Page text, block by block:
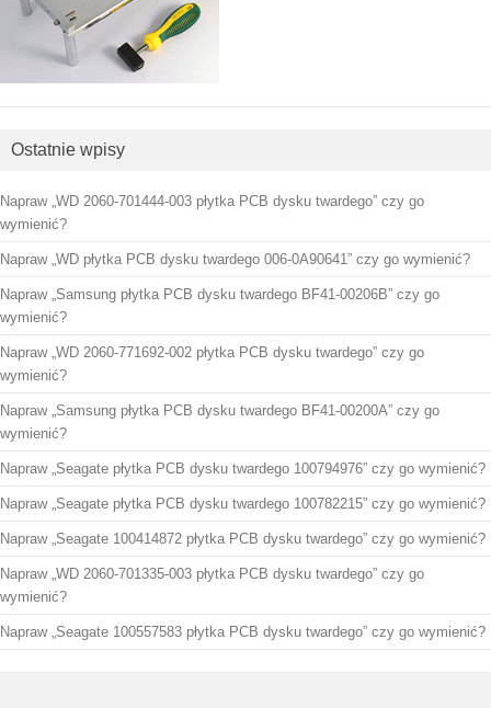
Ostatnie wpisy
Napraw „WD 2060-701444-003 płytka PCB dysku twardego” czy go
wymienić?
Napraw „WD płytka PCB dysku twardego 006-0A90641” czy go wymienić?
Napraw „Samsung płytka PCB dysku twardego BF41-00206B” czy go
wymienić?
Napraw „WD 2060-771692-002 płytka PCB dysku twardego” czy go
wymienić?
Napraw „Samsung płytka PCB dysku twardego BF41-00200A” czy go
wymienić?
Napraw „Seagate płytka PCB dysku twardego 100794976” czy go wymienić?
Napraw „Seagate płytka PCB dysku twardego 100782215” czy go wymienić?
Napraw „Seagate 100414872 płytka PCB dysku twardego” czy go wymienić?
Napraw „WD 2060-701335-003 płytka PCB dysku twardego” czy go
wymienić?
Napraw „Seagate 100557583 płytka PCB dysku twardego” czy go wymienić?